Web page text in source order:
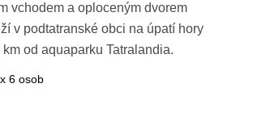
vchodem a oploceným dvorem
v podtatranské obci na úpatí hory
od aquaparku Tatralandia.
6 osob